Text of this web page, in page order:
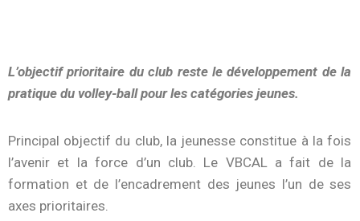
L’objectif prioritaire du club reste le développement de la
pratique du volley-ball pour les catégories jeunes.
Principal objectif du club, la jeunesse constitue à la fois
l’avenir et la force d’un club. Le VBCAL a fait de la
formation et de l’encadrement des jeunes l’un de ses
axes prioritaires.